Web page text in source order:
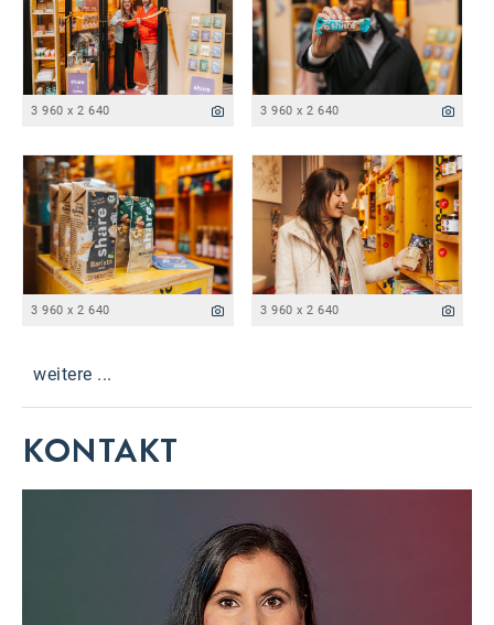
3 960 x 2 640 3 960 x 2 640
3 960 x 2 640 3 960 x 2 640
weitere ...
KONTAKT